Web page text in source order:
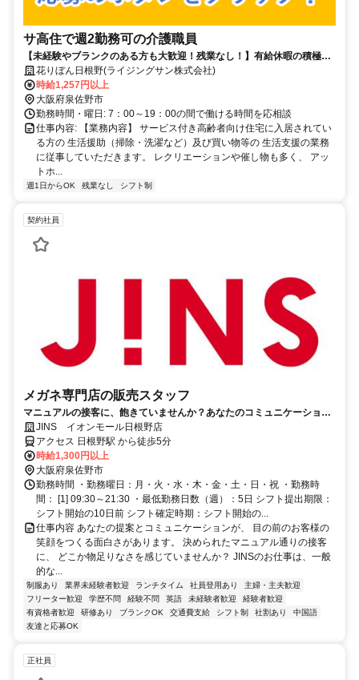
サ高住で週2勤務可の介護職員
【未経験やブランクのある方も大歓迎！残業なし！】有給休暇の積極取
得推奨！
花りぼん日根野(ライジングサン株式会社)
時給1,257円以上
大阪府泉佐野市
勤務時間・曜日: 7：00～19：00の間で働ける時間を応相談
仕事内容: 【業務内容】 サービス付き高齢者向け住宅に入居されてい
る方の 生活援助（掃除・洗濯など）及び買い物等の 生活支援の業務
に従事していただきます。 レクリエーションや催し物も多く、 アッ
トホ...
週1日からOK 残業なし シフト制
契約社員
メガネ専門店の販売スタッフ
マニュアルの接客に、飽きていませんか？あなたのコミュニケーション
力・提案力を活かし、お客様の日常を変えるプロの接客へ。
JINS イオンモール日根野店
アクセス 日根野駅 から徒歩5分
時給1,300円以上
大阪府泉佐野市
勤務時間 ・勤務曜日：月・火・水・木・金・土・日・祝 ・勤務時
間： [1] 09:30～21:30 ・最低勤務日数（週）：5日 シフト提出期限：
シフト開始の10日前 シフト確定時期：シフト開始の...
仕事内容 あなたの提案とコミュニケーションが、 目の前のお客様の
笑顔をつくる面白さがあります。 決められたマニュアル通りの接客
に、 どこか物足りなさを感じていませんか？ JINSのお仕事は、一般
的な...
制服あり 業界未経験者歓迎 ランチタイム 社員登用あり
主婦・主夫歓迎
フリーター歓迎
学歴不問 経験不問 英語 未経験者歓迎
経験者歓迎
有資格者歓迎
研修あり ブランクOK 交通費支給 シフト制 社割あり
中国語
友達と応募OK
正社員